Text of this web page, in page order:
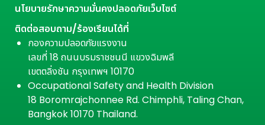
นโยบายรักษาความมั่นคงปลอดภัยเว็บไซต์
ติดต่อสอบถาม/ร้องเรียนได้ที่
กองความปลอดภัยแรงงาน
เลขที่ 18 ถนนบรมราชชนนี แขวงฉิมพลี
เขตตลิ่งชัน กรุงเทพฯ 10170
Occupational Safety and Health Division
18 Boromrajchonnee Rd. Chimphli, Taling Chan,
Bangkok 10170 Thailand.